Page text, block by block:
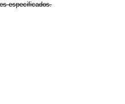
especificados.